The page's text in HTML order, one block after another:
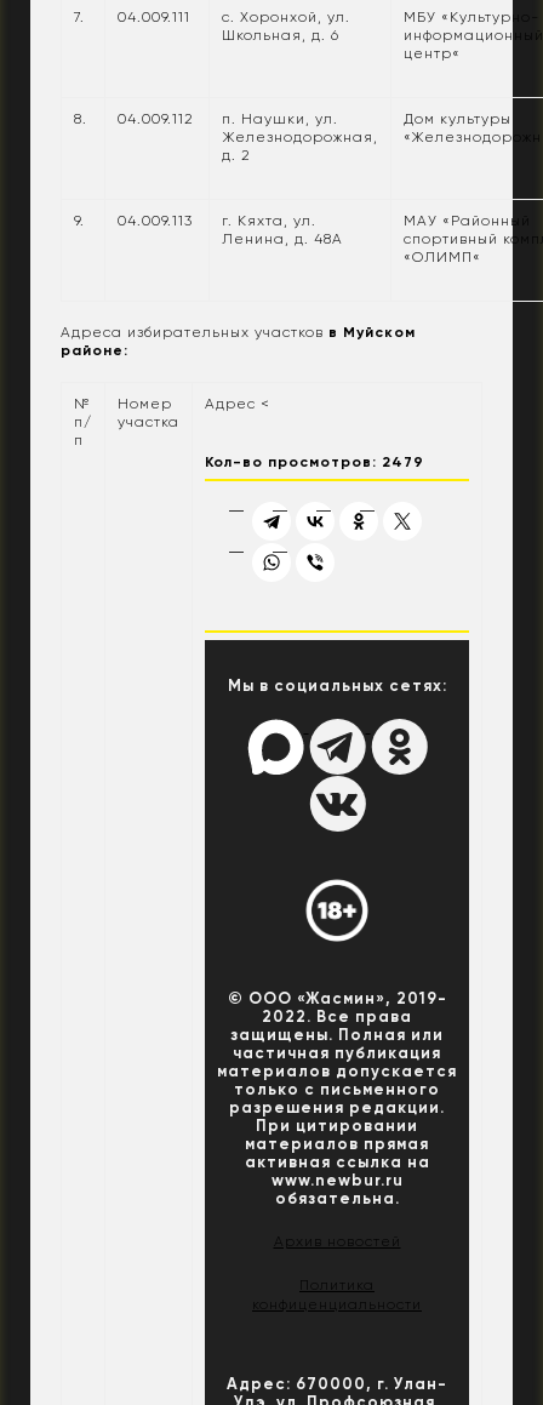
7. 04.009.111
с. Хоронхой, ул.
Школьная, д. 6
МБУ «Культурно-
информационный
центр«
8. 04.009.112
п. Наушки, ул.
Железнодорожная,
д. 2
Дом культуры
9. 04.009.113
г. Кяхта, ул.
Ленина, д. 48А
МАУ «Районный
спортивный
«ОЛИМП«
Адреса избирательных участков в Муйском
районе:
№
п/
п
Номер
участка
Адрес <
Кол-во просмотров: 2479
Мы в социальных сетях:
© ООО «Жасмин», 2019-
2022. Все права
защищены. Полная или
частичная публикация
материалов допускается
только с письменного
разрешения редакции.
При цитировании
материалов прямая
активная ссылка на
www.newbur.ru
обязательна.
Архив новостей
Политика
конфиценциальности
Адрес: 670000, г. Улан-